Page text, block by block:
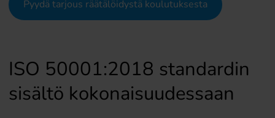
Pyydä tarjous räätälöidystä koulutuksesta
ISO 50001:2018 standardin
sisältö kokonaisuudessaan​